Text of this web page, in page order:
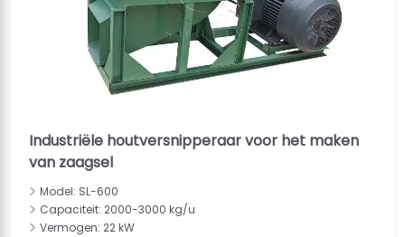
Industriële houtversnipperaar voor het maken
van zaagsel
Model: SL-600
Capaciteit: 2000-3000 kg/u
Vermogen: 22 kW